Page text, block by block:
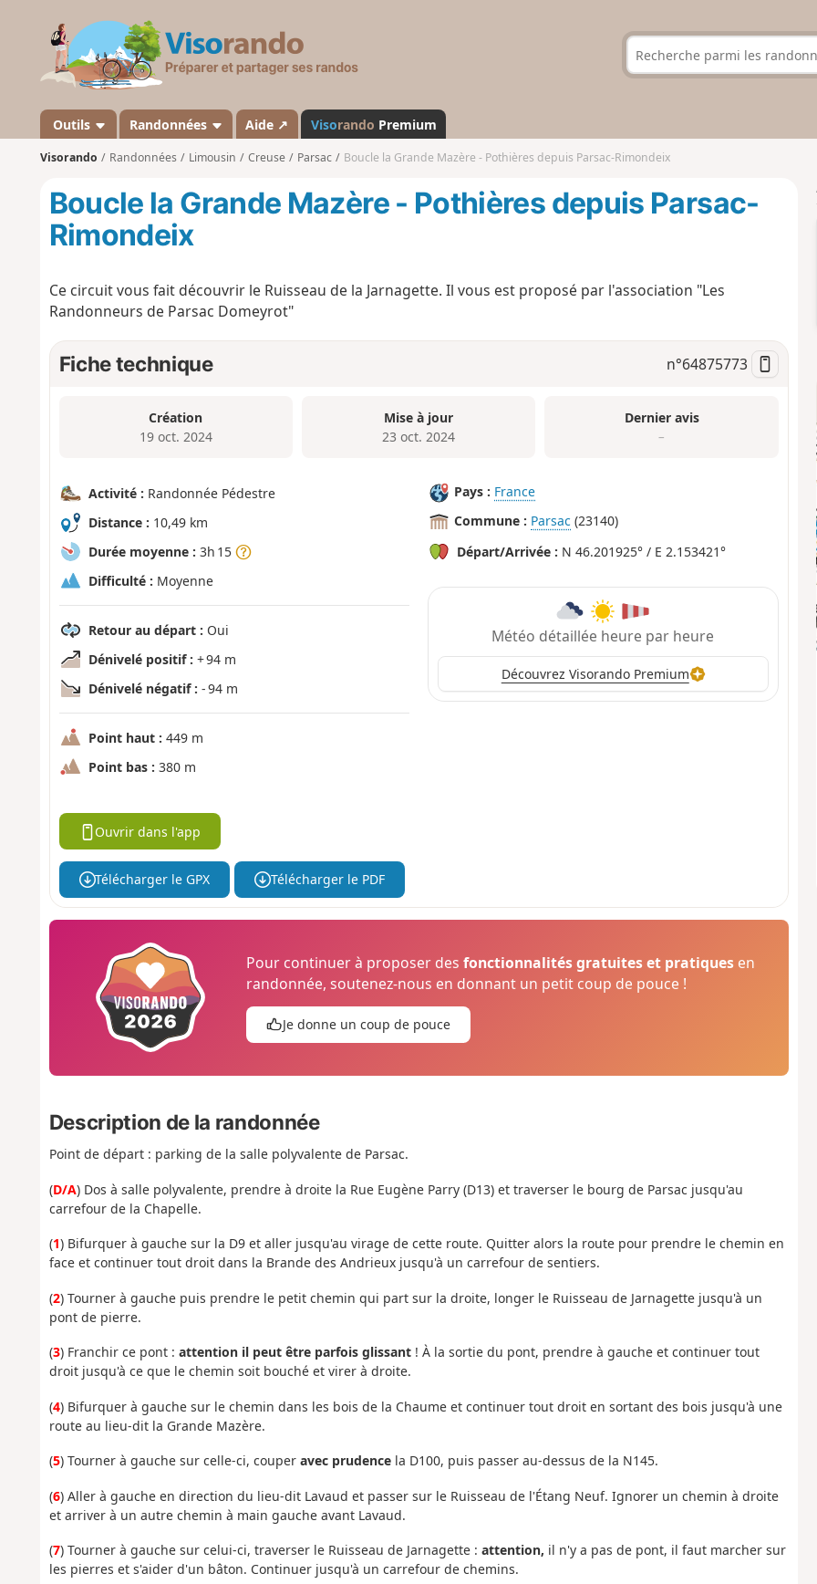
s
a
n
d
Outils Randonnées Aide ↗ Visorando Premium
Visorando Randonnées Limousin Creuse Parsac Boucle la Grande Mazère - Pothières depuis Parsac-Rimondeix
Boucle la Grande Mazère - Pothières depuis Parsac-
Rimondeix
Ce circuit vous fait découvrir le Ruisseau de la Jarnagette. Il vous est proposé par l'association "Les
Randonneurs de Parsac Domeyrot"
Fiche technique n°64875773
Création
19 oct. 2024
Mise à jour
23 oct. 2024
Dernier avis
–
Activité : Randonnée Pédestre
Distance : 10,49 km
Durée moyenne : 3h 15
Difficulté : Moyenne
Retour au départ : Oui
Dénivelé positif : + 94 m
Dénivelé négatif : - 94 m
Point haut : 449 m
Point bas : 380 m
Pays : France
Commune : Parsac (23140)
Départ/Arrivée : N 46.201925° / E 2.153421°
Météo détaillée heure par heure
Découvrez Visorando Premium
Ouvrir dans l'app
Télécharger le GPX Télécharger le PDF
Pour continuer à proposer desfonctionnalités gratuites et pratiques en
randonnée, soutenez-nous en donnant un petit coup de pouce !
Je donne un coup de pouce
Description de la randonnée
Point de départ : parking de la salle polyvalente de Parsac.
(D/A) Dos à salle polyvalente, prendre à droite la Rue Eugène Parry (D13) et traverser le bourg de Parsac jusqu'au
carrefour de la Chapelle.
(1) Bifurquer à gauche sur la D9 et aller jusqu'au virage de cette route. Quitter alors la route pour prendre le chemin en
face et continuer tout droit dans la Brande des Andrieux jusqu'à un carrefour de sentiers.
(2) Tourner à gauche puis prendre le petit chemin qui part sur la droite, longer le Ruisseau de Jarnagette jusqu'à un
pont de pierre.
(3) Franchir ce pont : attention il peut être parfois glissant! À la sortie du pont, prendre à gauche et continuer tout
droit jusqu'à ce que le chemin soit bouché et virer à droite.
(4) Bifurquer à gauche sur le chemin dans les bois de la Chaume et continuer tout droit en sortant des bois jusqu'à une
route au lieu-dit la Grande Mazère.
(5) Tourner à gauche sur celle-ci, couper avec prudencela D100, puis passer au-dessus de la N145.
(6) Aller à gauche en direction du lieu-dit Lavaud et passer sur le Ruisseau de l'Étang Neuf. Ignorer un chemin à droite
et arriver à un autre chemin à main gauche avant Lavaud.
(7) Tourner à gauche sur celui-ci, traverser le Ruisseau de Jarnagette : attention, il n'y a pas de pont, il faut marcher sur
les pierres et s'aider d'un bâton. Continuer jusqu'à un carrefour de chemins.